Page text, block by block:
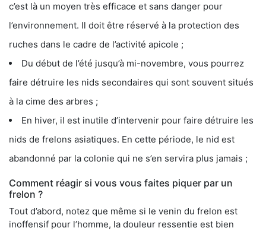
c’est là un moyen très efficace et sans danger pour
l’environnement. Il doit être réservé à la protection des
ruches dans le cadre de l’activité apicole ;
Du début de l’été jusqu’à mi-novembre, vous pourrez
faire détruire les nids secondaires qui sont souvent situés
à la cime des arbres ;
En hiver, il est inutile d’intervenir pour faire détruire les
nids de frelons asiatiques. En cette période, le nid est
abandonné par la colonie qui ne s’en servira plus jamais ;
Comment réagir si vous vous faites piquer par un
frelon ?
Tout d’abord, notez que même si le venin du frelon est
inoffensif pour l’homme, la douleur ressentie est bien